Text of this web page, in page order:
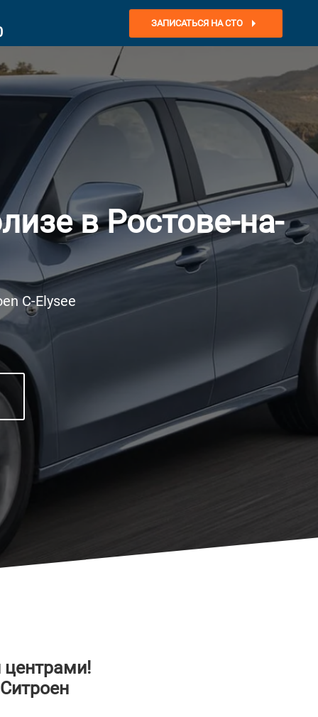
ЗАПИСАТЬСЯ НА СТО
в Ростове-на-
C-Elysee